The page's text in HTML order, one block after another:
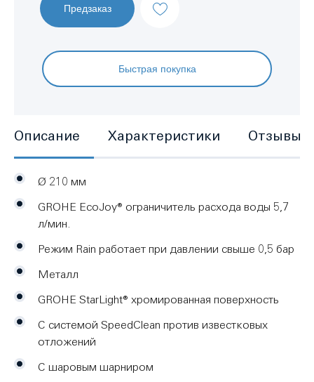
Предзаказ
Быстрая покупка
Описание
Ø 210 мм
GROHE EcoJoy® ограничитель расхода воды 5,7
л/мин.
Режим Rain работает при давлении свыше 0,5 бар
Металл
GROHE StarLight® хромированная поверхность
С системой SpeedClean против известковых
отложений
С шаровым шарниром
Характеристики Отзывы